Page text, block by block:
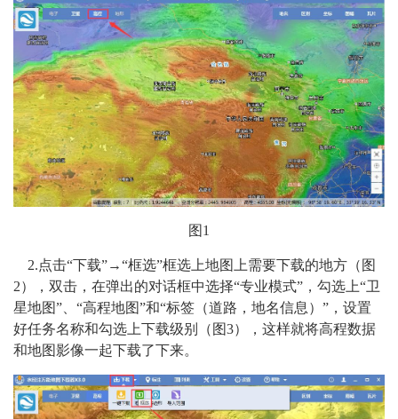
图1
2.点击“下载”→“框选”框选上地图上需要下载的地方（图
2），双击，在弹出的对话框中选择“专业模式”，勾选上“卫
星地图”、“高程地图”和“标签（道路，地名信息）”，设置
好任务名称和勾选上下载级别（图3），这样就将高程数据
和地图影像一起下载了下来。